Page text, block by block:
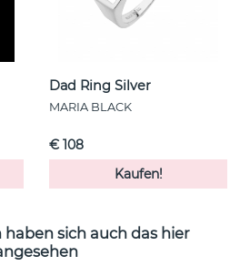
Dad Ring Silver
MARIA BLACK
€ 108
Kaufen!
sich auch das hier